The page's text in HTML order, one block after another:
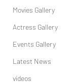
Movies Gallery
Actress Gallery
Events Gallery
Latest News
videos